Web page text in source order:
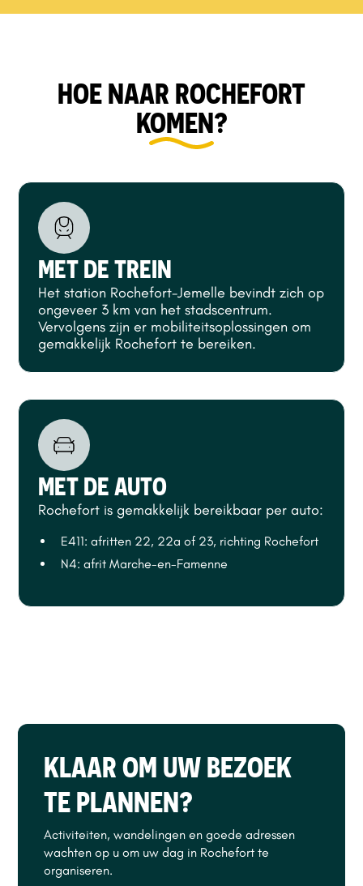
HOE NAAR ROCHEFORT
KOMEN?
MET DE TREIN
Het station Rochefort-Jemelle bevindt zich op
ongeveer 3 km van het stadscentrum.
Vervolgens zijn er mobiliteitsoplossingen om
gemakkelijk Rochefort te bereiken.
MET DE AUTO
Rochefort is gemakkelijk bereikbaar per auto:
E411: afritten 22, 22a of 23, richting Rochefort
N4: afrit Marche-en-Famenne
KLAAR OM UW BEZOEK
TE PLANNEN?
Activiteiten, wandelingen en goede adressen
wachten op u om uw dag in Rochefort te
organiseren.